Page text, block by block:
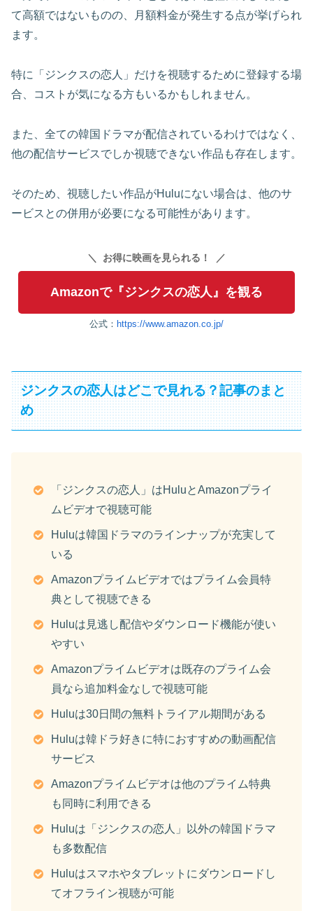
て高額ではないものの、月額料金が発生する点が挙げられ
ます。
特に「ジンクスの恋人」だけを視聴するために登録する場
合、コストが気になる方もいるかもしれません。
また、全ての韓国ドラマが配信されているわけではなく、
他の配信サービスでしか視聴できない作品も存在します。
そのため、視聴したい作品がHuluにない場合は、他のサ
ービスとの併用が必要になる可能性があります。
お得に映画を見られる！
Amazonで『ジンクスの恋人』を観る
公式： https://www.amazon.co.jp/
ジンクスの恋人はどこで見れる？記事のまと
め
「ジンクスの恋人」はHuluとAmazonプライ
ムビデオで視聴可能
Huluは韓国ドラマのラインナップが充実して
いる
Amazonプライムビデオではプライム会員特
典として視聴できる
Huluは見逃し配信やダウンロード機能が使い
やすい
Amazonプライムビデオは既存のプライム会
員なら追加料金なしで視聴可能
Huluは30日間の無料トライアル期間がある
Huluは韓ドラ好きに特におすすめの動画配信
サービス
Amazonプライムビデオは他のプライム特典
も同時に利用できる
Huluは「ジンクスの恋人」以外の韓国ドラマ
も多数配信
Huluはスマホやタブレットにダウンロードし
てオフライン視聴が可能